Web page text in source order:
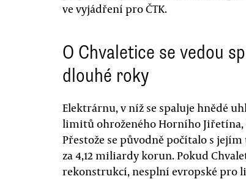
ve vyjádření pro ČTK.
O Chvaletice se vedou
dlouhé roky
Elektrárnu, v níž se spaluje hnědé
limitů ohroženého Horního Jiřetína,
Přestože se původně počítalo s
za 4,12 miliardy korun. Pokud
rekonstrukcí, nesplní evropské pro